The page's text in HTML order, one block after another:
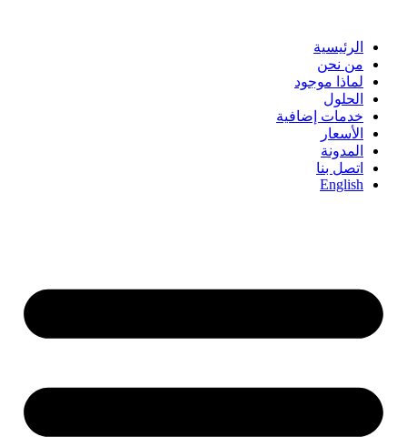
content الرئيسية
من نحن
لماذا موجود
الحلول
خدمات إضافية
الأسعار
المدونة
اتصل بنا
English